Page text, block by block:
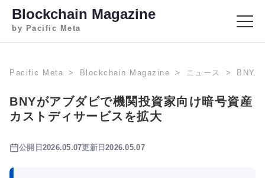
Blockchain Magazine
by Pacific Meta
Pacific Meta Blockchain Magazine ニュース BNY
BNYがアブダビで機関投資家向け暗号資産
カストディサービスを拡大
公開日 2026.05.07更新日2026.05.07